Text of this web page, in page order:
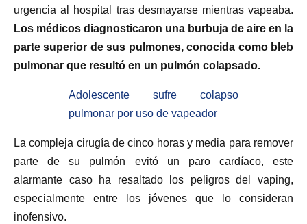
urgencia al hospital tras desmayarse mientras vapeaba.
Los médicos diagnosticaron una burbuja de aire en la
parte superior de sus pulmones, conocida como bleb
pulmonar que resultó en un pulmón colapsado.
Adolescente sufre colapso
pulmonar por uso de vapeador
La compleja cirugía de cinco horas y media para remover
parte de su pulmón evitó un paro cardíaco, este
alarmante caso ha resaltado los peligros del vaping,
especialmente entre los jóvenes que lo consideran
inofensivo.